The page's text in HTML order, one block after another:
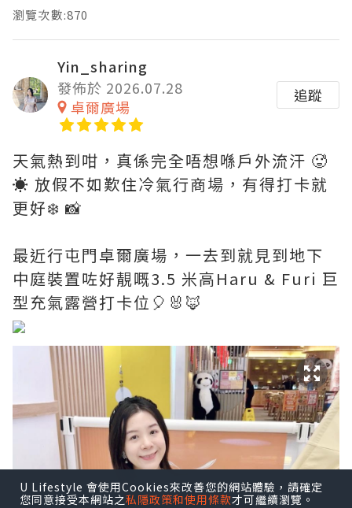
瀏覽次數:870
Yin_sharing
發佈於 2026.07.28
卓爾廣場
追蹤
天氣熱到咁，真係完全唔想喺戶外流汗 🥵
☀️ 放假不如歎住冷氣行商場，有得打卡就
更好❄️ 📸
最近行屯門卓爾廣場，一去到就見到地下
中庭裝置咗好靚嘅3.5 米高Haru & Furi 巨
型充氣露營打卡位🎈🐰🦊
U Lifestyle 會使用Cookies來改善您的網站體驗，請確定
您同意接受本網站之私隱政策和使用條款才可繼續瀏覽。